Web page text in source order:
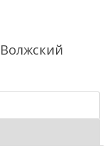
Волжский